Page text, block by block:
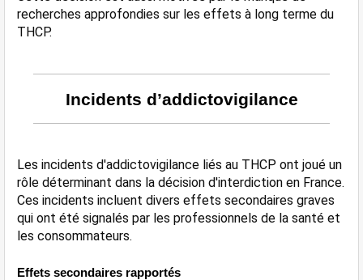
recherches approfondies sur les effets à long terme du
THCP​​.
Incidents d’addictovigilance
Les incidents d'addictovigilance liés au THCP ont joué un
rôle déterminant dans la décision d'interdiction en France.
Ces incidents incluent divers effets secondaires graves
qui ont été signalés par les professionnels de la santé et
les consommateurs.
Effets secondaires rapportés